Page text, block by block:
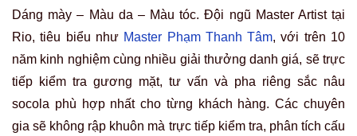
Dáng mày – Màu da – Màu tóc. Đội ngũ Master Artist tại
Rio, tiêu biểu nhưMaster Phạm Thanh Tâm, với trên 10
năm kinh nghiệm cùng nhiều giải thưởng danh giá, sẽ trực
tiếp kiểm tra gương mặt, tư vấn và pha riêng sắc nâu
socola phù hợp nhất cho từng khách hàng. Các chuyên
gia sẽ không rập khuôn mà trực tiếp kiểm tra, phân tích cấu